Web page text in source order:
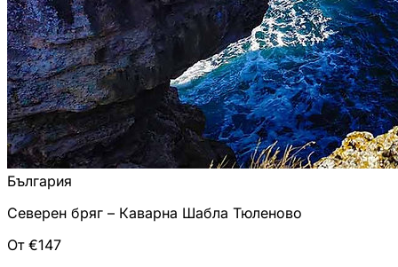
България
Северен бряг – Каварна Шабла Тюленово
От €147